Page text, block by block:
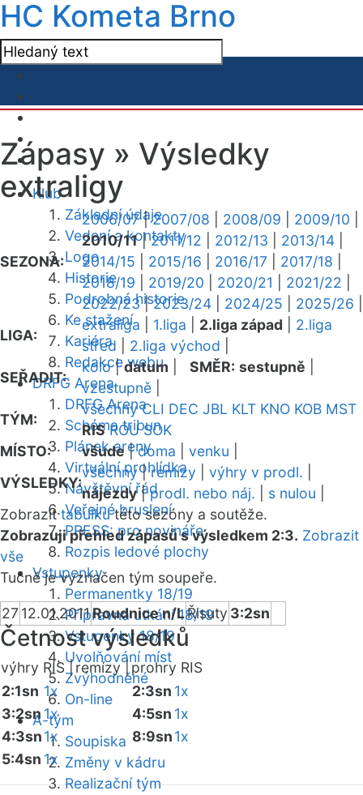
HC Kometa Brno
Klub
Základní údaje
Vedení a kontakty
Logo
Historie
Podrobná historie
Ke stažení
Kariéra
Redakce webu
DRFG Arena
DRFG Arena
Schéma tribun
Plánek areny
Virtuální prohlídka
Návštěvní řád
Veřejné bruslení
PRESS: pro novináře
Rozpis ledové plochy
Vstupenky
Permanentky 18/19
Přípravná utkání 18/19
Vstupenky 18/19
Uvolňování míst
Zvýhodněné
On-line
A-tým
Soupiska
Změny v kádru
Realizační tým
Zápasy » Výsledky
extraligy
SEZONA:
2006/07|2007/08 2008/09 2009/10
2010/11|2011/12 2012/13 2013/14
2014/15
2015/16 2016/17 2017/18
2018/19
2019/20 2020/21 2021/22
2022/23|2023/24 2024/25 2025/26
LIGA:
extraliga 1.liga 2.liga západ
2.liga
střed
2.liga východ
SEŘADIT:
kolo|datum SMĚR: sestupně
vzestupně
TÝM:
všechny CLI DEC JBL KLT KNO KOB MST
RIS ROU SOK
MÍSTO:
všude|doma venku
VÝSLEDKY:
všechny|remízy výhry v prodl.
nájezdy|prodl. nebo náj. s nulou
Zobrazittabulkutéto sezóny a soutěže.
Zobrazuji přehled zápasů s výsledkem 2:3. Zobrazit
vše
Tučně je vyznačen tým soupeře.
27 12.01.2011Roudnice n/LŘisuty 3:2sn
Četnost výsledků
výhry RIS |remízy | prohry RIS
2:1sn 1x
3:2sn 1x
4:3sn1x
5:4sn 1x
2:3sn 1x
4:5sn 1x
8:9sn1x